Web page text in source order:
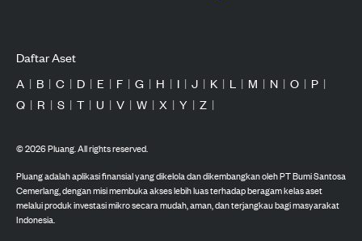
Daftar Aset
A | B | C | D | E | F | G | H | I | J | K | L | M | N | O | P |
Q | R | S | T | U | V | W | X | Y | Z |
©2026Pluang. All rights reserved.
Pluang adalah aplikasi finansial yang dikelola dan dikembangkan oleh PT Bumi Santosa
Cemerlang, dengan misi membuka akses lebih luas terhadap beragam kelas aset
melalui produk investasi mikro secara mudah, aman, dan terjangkau bagi masyarakat
Indonesia.